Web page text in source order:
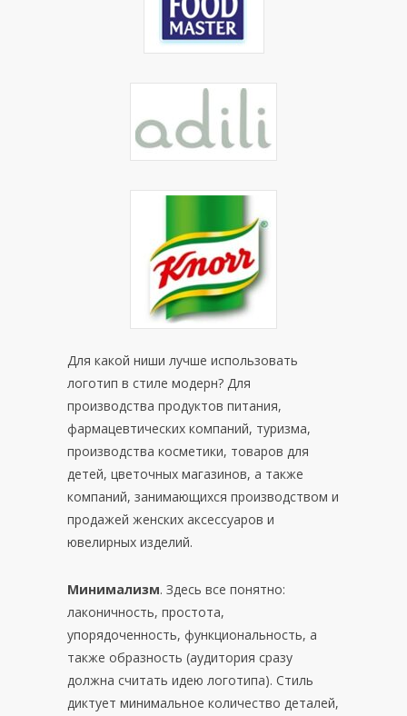
Для какой ниши лучше использовать
логотип в стиле модерн? Для
производства продуктов питания,
фармацевтических компаний, туризма,
производства косметики, товаров для
детей, цветочных магазинов, а также
компаний, занимающихся производством и
продажей женских аксессуаров и
ювелирных изделий.
Минимализм. Здесь все понятно:
лаконичность, простота,
упорядоченность, функциональность, а
также образность (аудитория сразу
должна считать идею логотипа). Стиль
диктует минимальное количество деталей,